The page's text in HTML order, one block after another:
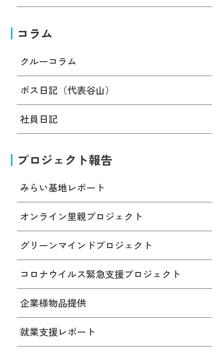
コラム
クルーコラム
ボス日記（代表谷山）
社員日記
プロジェクト報告
みらい基地レポート
オンライン里親プロジェクト
グリーンマインドプロジェクト
コロナウイルス緊急支援プロジェクト
企業様物品提供
就業支援レポート